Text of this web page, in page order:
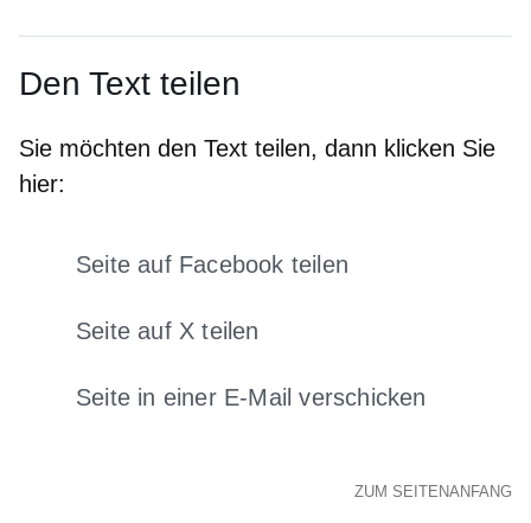
Den Text teilen
Sie möchten den Text teilen, dann klicken Sie
hier:
Seite auf Facebook teilen
Öffnet sich in einem neuen
Seite auf X teilen
Öffnet sich in einem neuen Fenster
Seite in einer E-Mail verschicken
Öffnet sich in einem neuen
ZUM SEITENANFANG